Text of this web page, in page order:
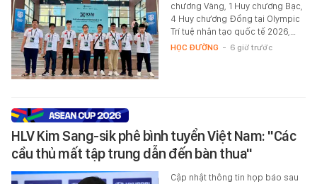
chương Vàng, 1 Huy chương Bạc,
4 Huy chương Đồng tại Olympic
Trí tuệ nhân tạo quốc tế 2026,…
HỌC ĐƯỜNG - 6 giờ trước
HLV Kim Sang-sik phê bình tuyển Việt Nam: "Các
cầu thủ mất tập trung dẫn đến bàn thua"
Cập nhật thông tin họp báo sau